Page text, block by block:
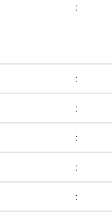
:
:
:
:
:
: